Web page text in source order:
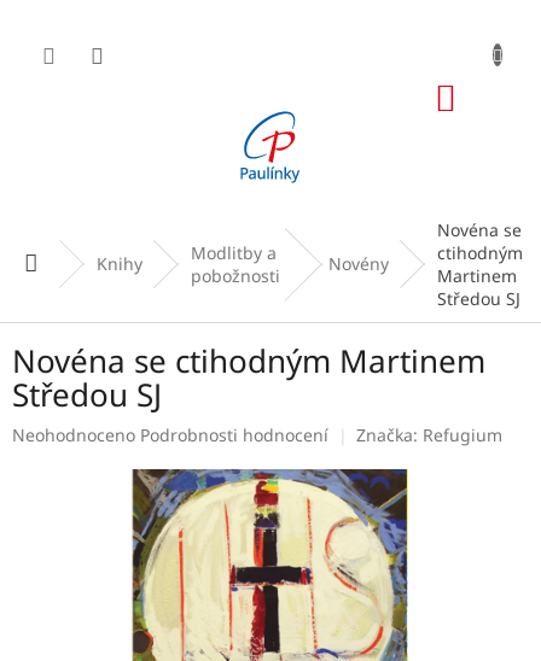
obsah
Domů Knihy
Modlitby a
pobožnosti
Novény
Novéna se
ctihodným
Martinem
Středou SJ
Novéna se ctihodným Martinem
Středou SJ
Průměrné
Neohodnoceno Podrobnosti hodnocení Značka: Refugium